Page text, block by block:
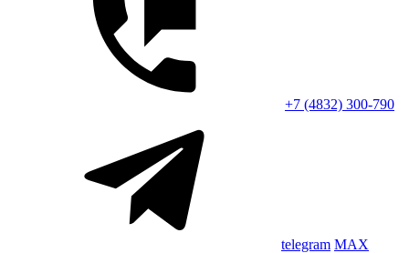
+7 (4832) 300-790
telegram MAX